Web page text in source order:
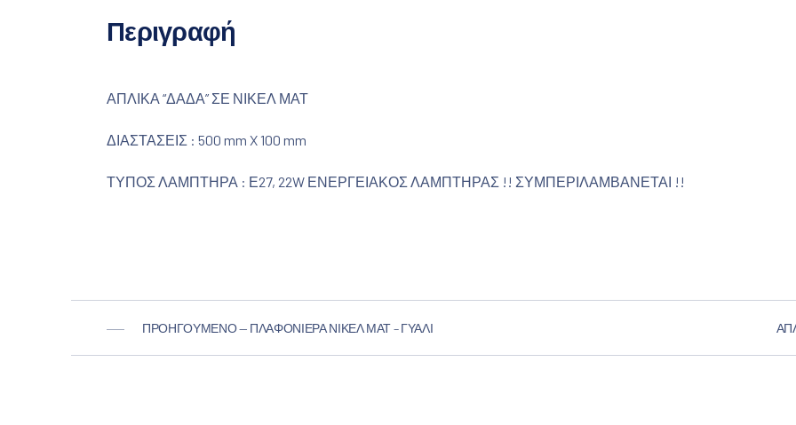
Περιγραφή
ΑΠΛΙΚΑ “ΔΑΔΑ” ΣΕ ΝΙΚΕΛ ΜΑΤ
ΔΙΑΣΤΑΣΕΙΣ : 500 mm X 100 mm
ΤΥΠΟΣ ΛΑΜΠΤΗΡΑ : Ε27, 22W ΕΝΕΡΓΕΙΑΚΟΣ ΛΑΜΠΤΗΡΑΣ !! ΣΥΜΠΕΡΙΛΑΜΒΑΝΕΤΑΙ !!
ΠΡΟΗΓΟΎΜΕΝΟ — ΠΛΑΦΟΝΙΈΡΑ ΝΊΚΕΛ ΜΑΤ – ΓΥΑΛΊ